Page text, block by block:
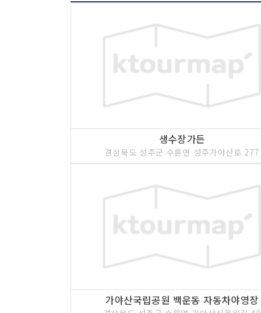
생수장가든
경상북도 성주군 수륜면 성주가야산로 277
가야산국립공원 백운동 자동차야영장